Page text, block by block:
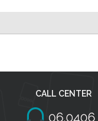
CALL CENTER